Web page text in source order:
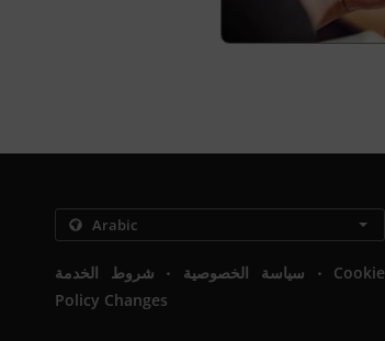
سياسة الخصوصية . شروط الخدمة .
Cookie
Policy Changes